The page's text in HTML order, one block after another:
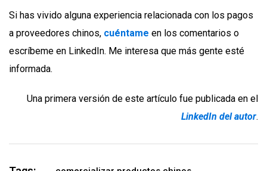
Si has vivido alguna experiencia relacionada con los pagos
a proveedores chinos, cuéntame en los comentarios o
escríbeme en LinkedIn. Me interesa que más gente esté
informada.
Una primera versión de este artículo fue publicada en el
LinkedIn del autor.